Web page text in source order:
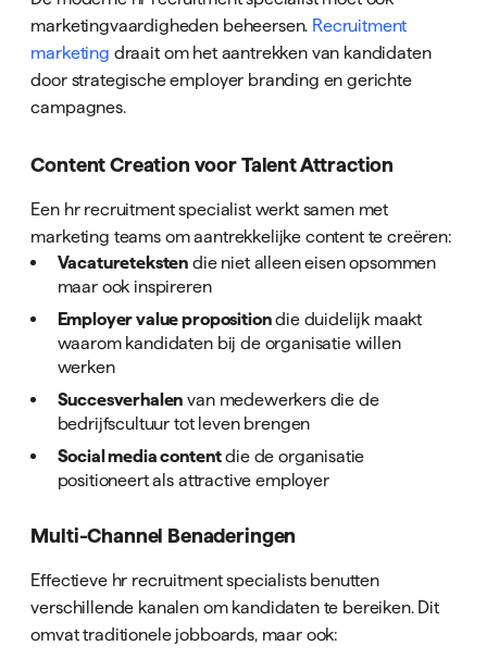
marketingvaardigheden beheersen. Recruitment
marketing draait om het aantrekken van kandidaten
door strategische employer branding en gerichte
campagnes.
Content Creation voor Talent Attraction
Een hr recruitment specialist werkt samen met
marketing teams om aantrekkelijke content te creëren:
Vacatureteksten die niet alleen eisen opsommen
maar ook inspireren
Employer value propositiondie duidelijk maakt
waarom kandidaten bij de organisatie willen
werken
Succesverhalen van medewerkers die de
bedrijfscultuur tot leven brengen
Social media contentdie de organisatie
positioneert als attractive employer
Multi-Channel Benaderingen
Effectieve hr recruitment specialists benutten
verschillende kanalen om kandidaten te bereiken. Dit
omvat traditionele jobboards, maar ook: